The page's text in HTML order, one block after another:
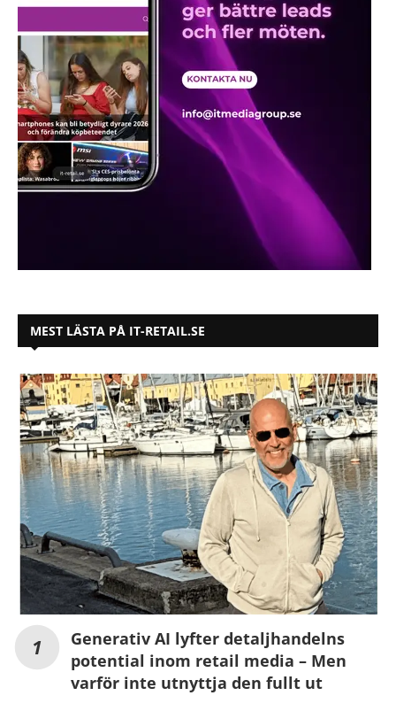
MEST LÄSTA PÅ IT-RETAIL.SE
Generativ AI lyfter detaljhandelns
potential inom retail media – Men
varför inte utnyttja den fullt ut